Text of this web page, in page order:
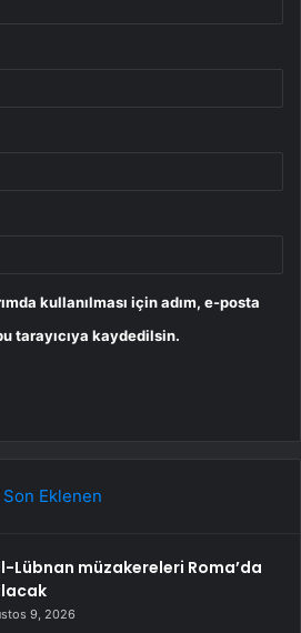
kullanılması için adım, e-posta
tarayıcıya kaydedilsin.
Son Eklenen
Lübnan müzakereleri Roma’da
9, 2026